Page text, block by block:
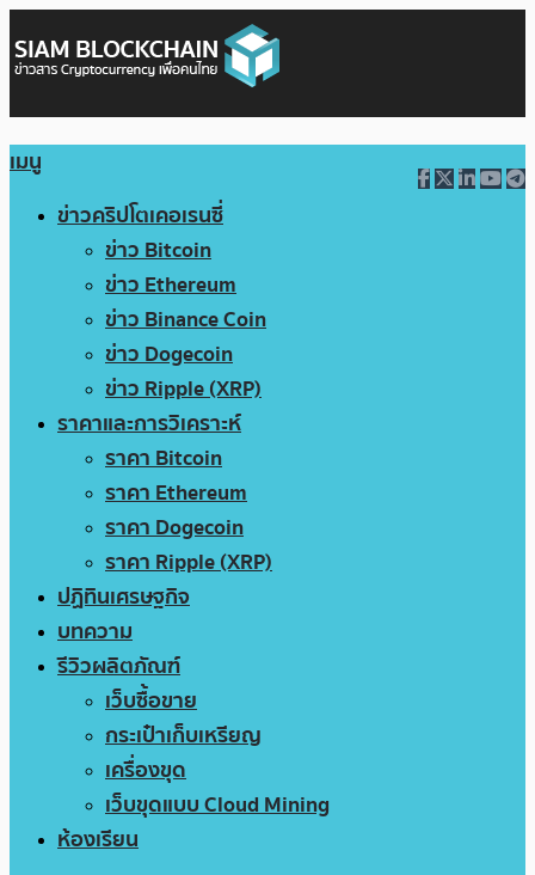
เมนู
ข่าวคริปโตเคอเรนซี่
ข่าว Bitcoin
ข่าว Ethereum
ข่าว Binance Coin
ข่าว Dogecoin
ข่าว Ripple (XRP)
ราคาและการวิเคราะห์
ราคา Bitcoin
ราคา Ethereum
ราคา Dogecoin
ราคา Ripple (XRP)
ปฏิทินเศรษฐกิจ
บทความ
รีวิวผลิตภัณฑ์
เว็บซื้อขาย
กระเป๋าเก็บเหรียญ
เครื่องขุด
เว็บขุดแบบ Cloud Mining
ห้องเรียน